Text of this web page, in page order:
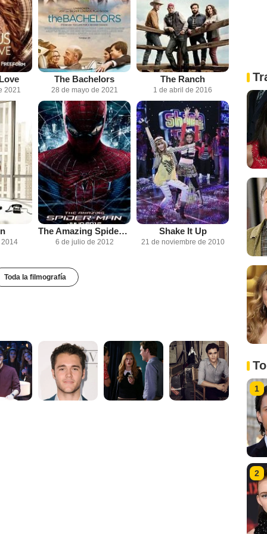
2021
The Bachelors
28 de mayo de 2021
The Ranch
1 de abril de 2016
The Amazing Spider-Man
6 de julio de 2012
Shake It Up
21 de noviembre de 2010
Toda la filmografía
1
2